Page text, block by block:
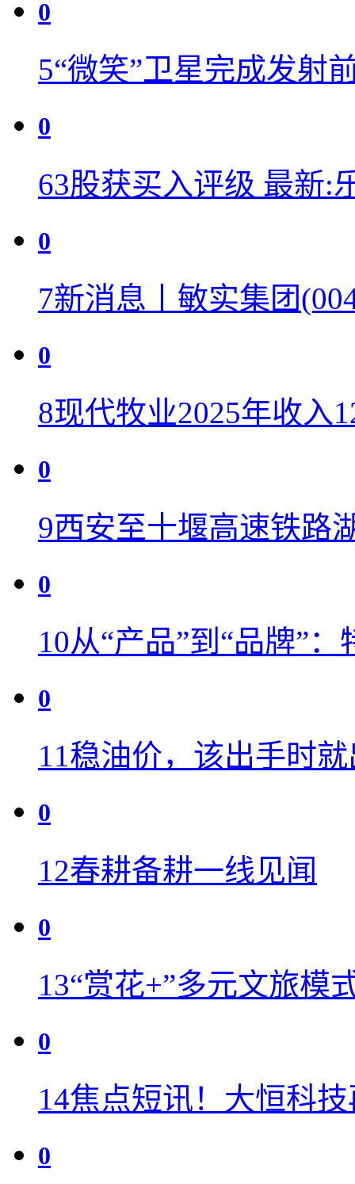
0
5“微笑”卫星完成发射
0
63股获买入评级 最新:
0
7新消息丨敏实集团
0
8现代牧业2025年收入
0
9西安至十堰高速铁路
0
10从“产品”到“品牌”
0
11稳油价，该出手时
0
12春耕备耕一线见闻
0
13“赏花+”多元文旅模
0
14焦点短讯！大恒科
0